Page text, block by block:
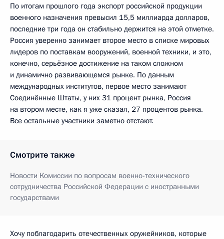
По итогам прошлого года экспорт российской продукции
военного назначения превысил 15,5 миллиарда долларов,
последние три года он стабильно держится на этой отметке.
Россия уверенно занимает второе место в списке мировых
лидеров по поставкам вооружений, военной техники, и это,
конечно, серьёзное достижение на таком сложном
и динамично развивающемся рынке. По данным
международных институтов, первое место занимают
Соединённые Штаты, у них 31 процент рынка, Россия
на втором месте, как я уже сказал, 27 процентов рынка.
Все остальные участники заметно отстают.
Смотрите также
Новости Комиссии по вопросам военно-технического
сотрудничества Российской Федерации с иностранными
государствами
Хочу поблагодарить отечественных оружейников, которые